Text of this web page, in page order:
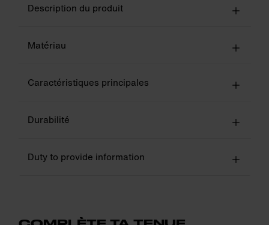
Description du produit
Matériau
Caractéristiques principales
Durabilité
Duty to provide information